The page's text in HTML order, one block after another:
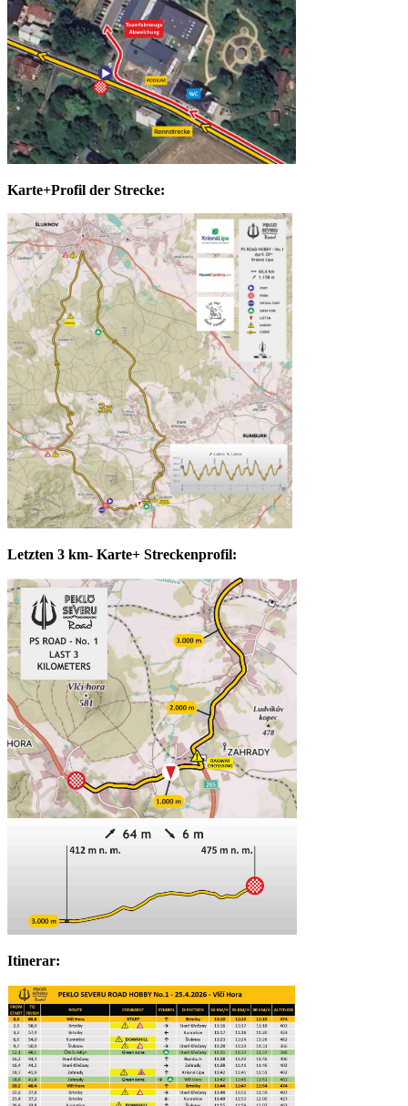
Karte+Profil der Strecke:
Letzten 3 km- Karte+ Streckenprofil:
Itinerar: